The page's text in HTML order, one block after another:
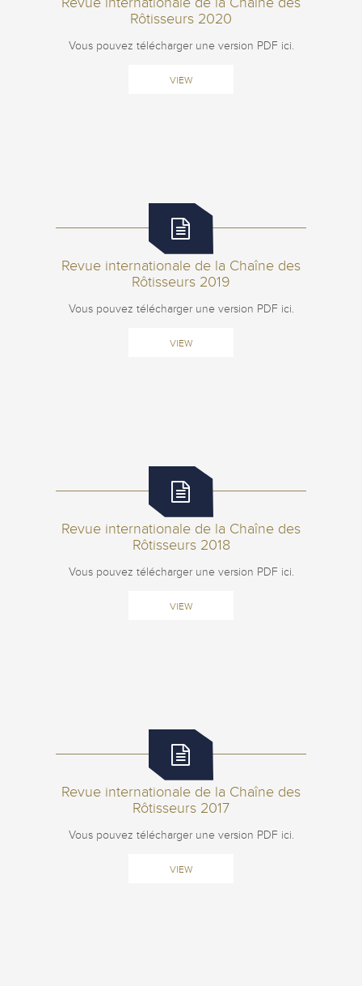
Rôtisseurs 2020
Vous pouvez télécharger une version PDF ici.
VIEW
Revue internationale de la Chaîne des
Rôtisseurs 2019
Vous pouvez télécharger une version PDF ici.
VIEW
Revue internationale de la Chaîne des
Rôtisseurs 2018
Vous pouvez télécharger une version PDF ici.
VIEW
Revue internationale de la Chaîne des
Rôtisseurs 2017
Vous pouvez télécharger une version PDF ici.
VIEW